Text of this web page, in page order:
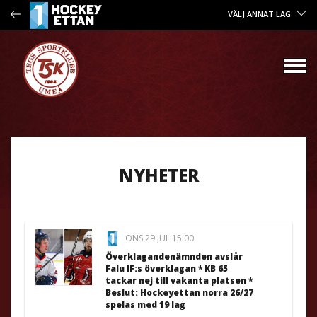
VÄLJ ANNAT LAG
NYHETER
ONS 29 JUL 15:00
Överklagandenämnden avslår
Falu IF:s överklagan * KB 65
tackar nej till vakanta platsen *
Beslut: Hockeyettan norra 26/27
spelas med 19 lag